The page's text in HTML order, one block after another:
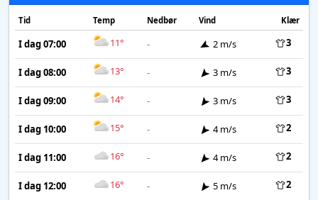
Tid Temp Nedbør Vind Klær
I dag 07:00 11° - 2 m/s 3
I dag 08:00 13° - 3 m/s 3
I dag 09:00 14° - 3 m/s 3
I dag 10:00 15° - 4 m/s 2
I dag 11:00 16° - 4 m/s 2
I dag 12:00 16° - 5 m/s 2